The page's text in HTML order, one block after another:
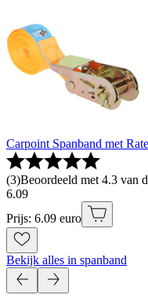
Carpoint Spanband met
(3)Beoordeeld met 4.3 van
6.09
Prijs: 6.09 euro
Bekijk alles in spanband